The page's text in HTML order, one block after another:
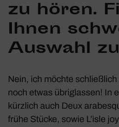
zu hören.
Ihnen
Auswahl
Nein, ich möchte
noch etwas übrig­lassen! In
kürz­lich auch Deux
frühe Stücke, sowie L’isle